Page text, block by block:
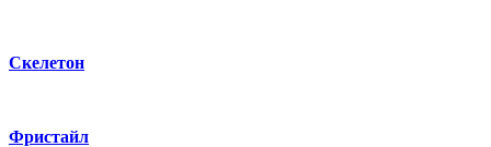
Скелетон
Фристайл